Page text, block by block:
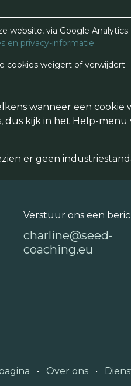
website, via Google Analytics.
en privacy-informatie.
cookies weigert of verwijdert.
wanneer een
kijk in het Help-
er geen
Verstuur ons een
charline@seed-
coaching.eu
• Over ons •